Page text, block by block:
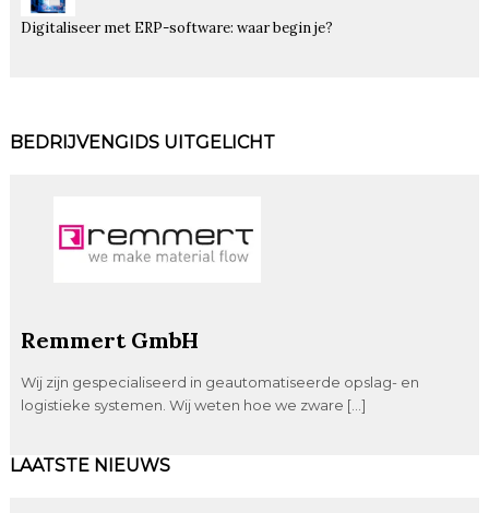
Digitaliseer met ERP-software: waar begin je?
BEDRIJVENGIDS UITGELICHT
Remmert GmbH
Wij zijn gespecialiseerd in geautomatiseerde opslag- en
logistieke systemen. Wij weten hoe we zware […]
LAATSTE NIEUWS